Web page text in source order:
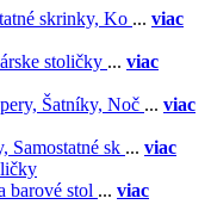
skrinky, Ko ... viac
stoličky ... viac
Šatníky, Noč ... viac
Samostatné sk ... viac
barové stol ... viac